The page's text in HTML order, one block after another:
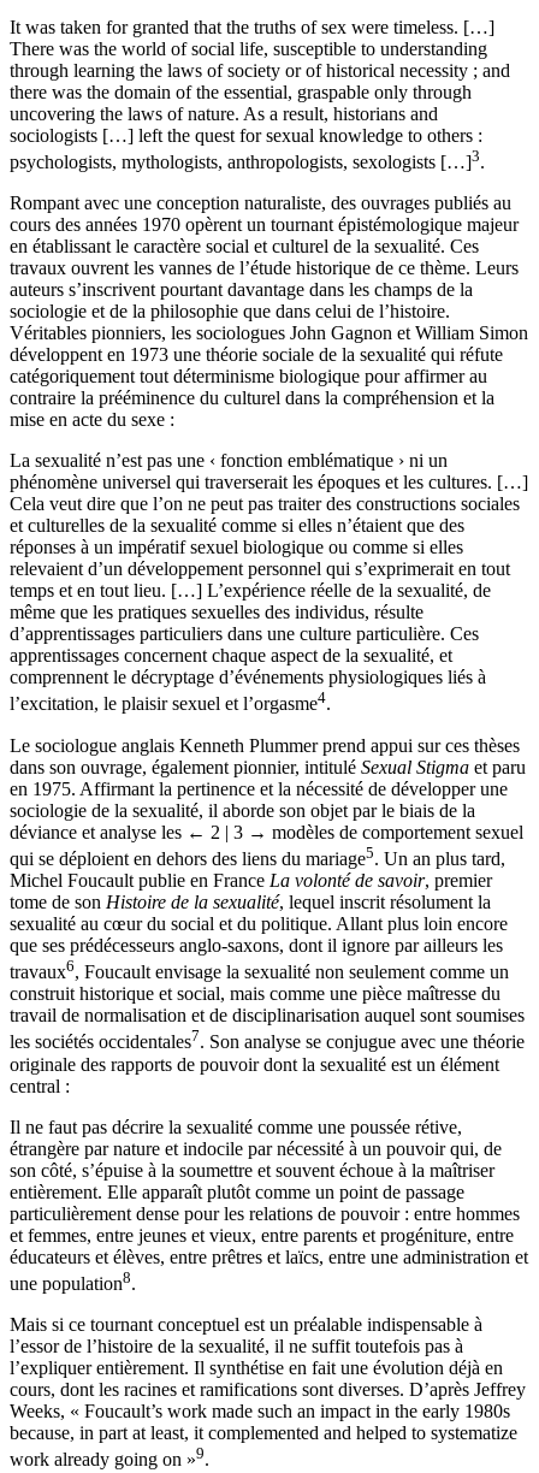
It was taken for granted that the truths of sex were timeless. […]
There was the world of social life, susceptible to understanding
through learning the laws of society or of historical necessity ; and
there was the domain of the essential, graspable only through
uncovering the laws of nature. As a result, historians and
sociologists […] left the quest for sexual knowledge to others :
psychologists, mythologists, anthropologists, sexologists […]3.
Rompant avec une conception naturaliste, des ouvrages publiés au
cours des années 1970 opèrent un tournant épistémologique majeur
en établissant le caractère social et culturel de la sexualité. Ces
travaux ouvrent les vannes de l’étude historique de ce thème. Leurs
auteurs s’inscrivent pourtant davantage dans les champs de la
sociologie et de la philosophie que dans celui de l’histoire.
Véritables pionniers, les sociologues John Gagnon et William Simon
développent en 1973 une théorie sociale de la sexualité qui réfute
catégoriquement tout déterminisme biologique pour affirmer au
contraire la prééminence du culturel dans la compréhension et la
mise en acte du sexe :
La sexualité n’est pas une ‹ fonction emblématique › ni un
phénomène universel qui traverserait les époques et les cultures. […]
Cela veut dire que l’on ne peut pas traiter des constructions sociales
et culturelles de la sexualité comme si elles n’étaient que des
réponses à un impératif sexuel biologique ou comme si elles
relevaient d’un développement personnel qui s’exprimerait en tout
temps et en tout lieu. […] L’expérience réelle de la sexualité, de
même que les pratiques sexuelles des individus, résulte
d’apprentissages particuliers dans une culture particulière. Ces
apprentissages concernent chaque aspect de la sexualité, et
comprennent le décryptage d’événements physiologiques liés à
l’excitation, le plaisir sexuel et l’orgasme4.
Le sociologue anglais Kenneth Plummer prend appui sur ces thèses
dans son ouvrage, également pionnier, intitulé Sexual Stigma et paru
en 1975. Affirmant la pertinence et la nécessité de développer une
sociologie de la sexualité, il aborde son objet par le biais de la
déviance et analyse les ← 2 | 3 → modèles de comportement sexuel
qui se déploient en dehors des liens du mariage5. Un an plus tard,
Michel Foucault publie en France La volonté de savoir, premier
tome de son Histoire de la sexualité, lequel inscrit résolument la
sexualité au cœur du social et du politique. Allant plus loin encore
que ses prédécesseurs anglo-saxons, dont il ignore par ailleurs les
travaux6, Foucault envisage la sexualité non seulement comme un
construit historique et social, mais comme une pièce maîtresse du
travail de normalisation et de disciplinarisation auquel sont soumises
les sociétés occidentales7. Son analyse se conjugue avec une théorie
originale des rapports de pouvoir dont la sexualité est un élément
central :
Il ne faut pas décrire la sexualité comme une poussée rétive,
étrangère par nature et indocile par nécessité à un pouvoir qui, de
son côté, s’épuise à la soumettre et souvent échoue à la maîtriser
entièrement. Elle apparaît plutôt comme un point de passage
particulièrement dense pour les relations de pouvoir : entre hommes
et femmes, entre jeunes et vieux, entre parents et progéniture, entre
éducateurs et élèves, entre prêtres et laïcs, entre une administration et
une population8.
Mais si ce tournant conceptuel est un préalable indispensable à
l’essor de l’histoire de la sexualité, il ne suffit toutefois pas à
l’expliquer entièrement. Il synthétise en fait une évolution déjà en
cours, dont les racines et ramifications sont diverses. D’après Jeffrey
Weeks, « Foucault’s work made such an impact in the early 1980s
because, in part at least, it complemented and helped to systematize
work already going on »9.